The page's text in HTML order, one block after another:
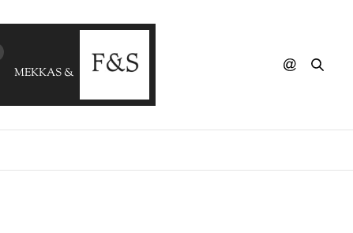
MEKKAS & ESSEN K - Wrong Way